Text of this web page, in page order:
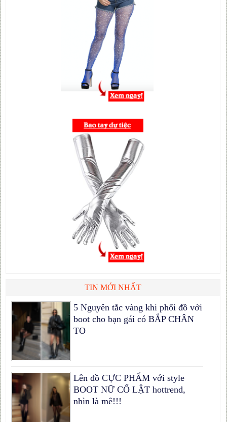
TIN MỚI NHẤT
5 Nguyên tắc vàng khi phối đồ với
boot cho bạn gái có BẮP CHÂN
TO
Lên đồ CỰC PHẨM với style
BOOT NỮ CỔ LẬT hottrend,
nhìn là mê!!!